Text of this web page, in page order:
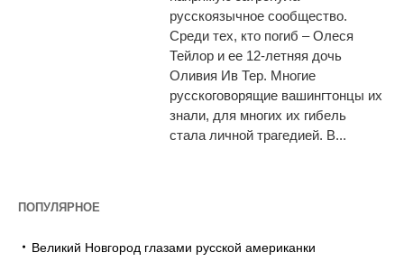
русскоязычное сообщество.
Среди тех, кто погиб – Олеся
Тейлор и ее 12-летняя дочь
Оливия Ив Тер. Многие
русскоговорящие вашингтонцы их
знали, для многих их гибель
стала личной трагедией. В...
ПОПУЛЯРНОЕ
Великий Новгород глазами русской американки